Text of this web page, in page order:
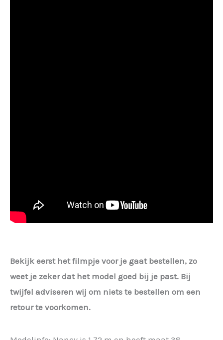
Bekijk eerst het filmpje voor je gaat bestellen, zo
weet je zeker dat het model goed bij je past. Bij
twijfel adviseren wij om niets te bestellen om een
retour te voorkomen.